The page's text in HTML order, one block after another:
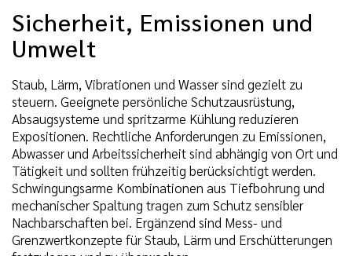
Sicherheit, Emissionen und
Umwelt
Staub, Lärm, Vibrationen und Wasser sind gezielt zu
steuern. Geeignete persönliche Schutzausrüstung,
Absaugsysteme und spritzarme Kühlung reduzieren
Expositionen. Rechtliche Anforderungen zu Emissionen,
Abwasser und Arbeitssicherheit sind abhängig von Ort und
Tätigkeit und sollten frühzeitig berücksichtigt werden.
Schwingungsarme Kombinationen aus Tiefbohrung und
mechanischer Spaltung tragen zum Schutz sensibler
Nachbarschaften bei. Ergänzend sind Mess- und
Grenzwertkonzepte für Staub, Lärm und Erschütterungen